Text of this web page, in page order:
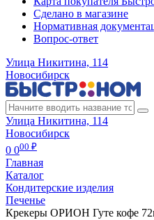
Сделано в магазине
Нормативная
Вопрос-ответ
Улица Никитина, 114
Новосибирск
Улица Никитина, 114
Новосибирск
0 000 ₽
Главная
Каталог
Кондитерские изделия
Печенье
Крекеры ОРИОН Гуте кофе